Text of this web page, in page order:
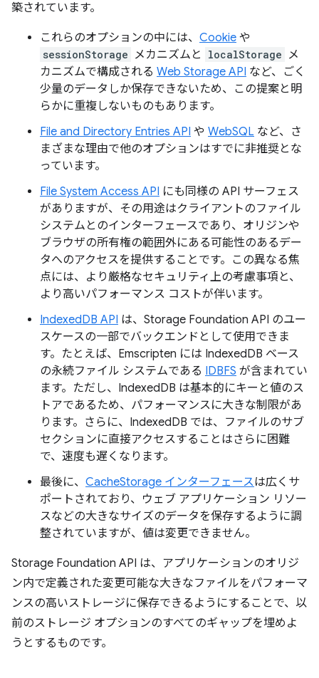
築されています。
これらのオプションの中には、 Cookie や
sessionStorage メカニズムと localStorage メ
カニズムで構成される Web Storage API など、ごく
少量のデータしか保存できないため、この提案と明
らかに重複しないものもあります。
File and Directory Entries API や WebSQL など、さ
まざまな理由で他のオプションはすでに非推奨とな
っています。
File System Access API にも同様の API サーフェス
がありますが、その用途はクライアントのファイル
システムとのインターフェースであり、オリジンや
ブラウザの所有権の範囲外にある可能性のあるデー
タへのアクセスを提供することです。この異なる焦
点には、より厳格なセキュリティ上の考慮事項と、
より高いパフォーマンス コストが伴います。
IndexedDB API は、Storage Foundation API のユー
スケースの一部でバックエンドとして使用できま
す。たとえば、Emscripten には IndexedDB ベース
の永続ファイル システムである IDBFS が含まれてい
ます。ただし、IndexedDB は基本的にキーと値のス
トアであるため、パフォーマンスに大きな制限があ
ります。さらに、IndexedDB では、ファイルのサブ
セクションに直接アクセスすることはさらに困難
で、速度も遅くなります。
最後に、 CacheStorage インターフェースは広くサ
ポートされており、ウェブ アプリケーション リソー
スなどの大きなサイズのデータを保存するように調
整されていますが、値は変更できません。
Storage Foundation API は、アプリケーションのオリジ
ン内で定義された変更可能な大きなファイルをパフォーマ
ンスの高いストレージに保存できるようにすることで、以
前のストレージ オプションのすべてのギャップを埋めよ
うとするものです。